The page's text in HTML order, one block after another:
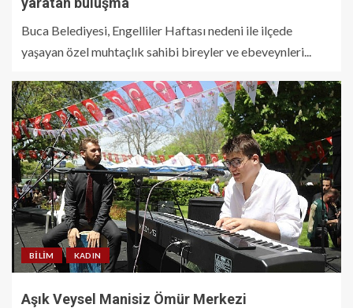
Buca Belediyesi, Engelliler Haftası nedeni ile ilçede
yaşayan özel muhtaçlık sahibi bireyler ve ebeveynleri...
BILIM KADIN
Aşık Veysel Manisiz Ömür Merkezi